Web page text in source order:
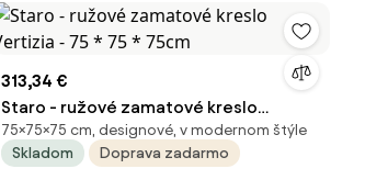
313,34 €
Staro - ružové zamatové kreslo
Vertizia - 75 * 75 * 75cm
75×75×75 cm, designové, v modernom štýle
Skladom
Doprava zadarmo